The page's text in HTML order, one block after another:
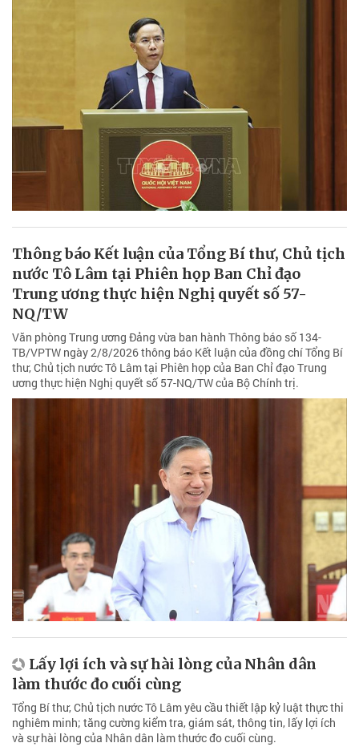
Thông báo Kết luận của Tổng Bí thư, Chủ tịch
nước Tô Lâm tại Phiên họp Ban Chỉ đạo
Trung ương thực hiện Nghị quyết số 57-
NQ/TW
Văn phòng Trung ương Đảng vừa ban hành Thông báo số 134-
TB/VPTW ngày 2/8/2026 thông báo Kết luận của đồng chí Tổng Bí
thư, Chủ tịch nước Tô Lâm tại Phiên họp của Ban Chỉ đạo Trung
ương thực hiện Nghị quyết số 57-NQ/TW của Bộ Chính trị.
Lấy lợi ích và sự hài lòng của Nhân dân
làm thước đo cuối cùng
Tổng Bí thư, Chủ tịch nước Tô Lâm yêu cầu thiết lập kỷ luật thực thi
nghiêm minh; tăng cường kiểm tra, giám sát, thông tin, lấy lợi ích
và sự hài lòng của Nhân dân làm thước đo cuối cùng.